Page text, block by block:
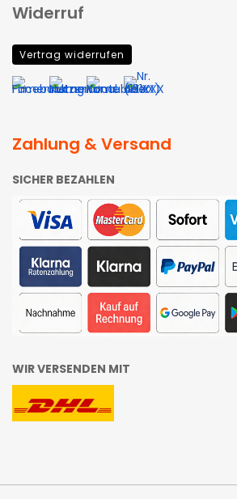
Widerruf
Vertrag widerrufen
Zahlung & Versand
SICHER BEZAHLEN
WIR VERSENDEN MIT